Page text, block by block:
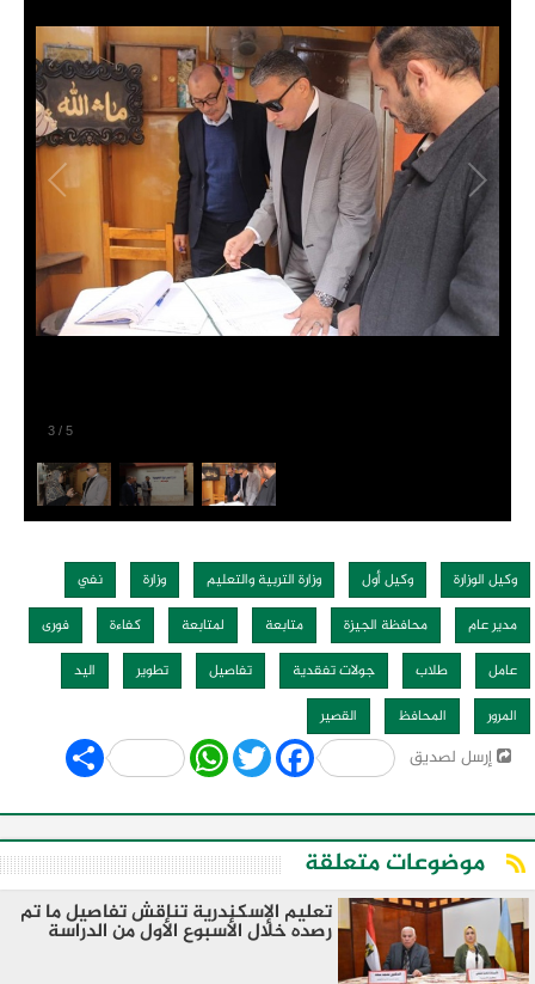
3 / 5
وكيل الوزارة وكيل أول وزارة التربية والتعليم وزارة
نفي
مدير عام
محافظة الجيزة متابعة لمتابعة كفاءة
فورى
عامل
طلاب جولات تفقدية تفاصيل تطوير
اليد
المرور
المحافظ القصير
إرسل لصديق Share WhatsApp
Twitter Facebook
موضوعات متعلقة
تعليم الإسكندرية تناقش تفاصيل ما تم
رصده خلال الأسبوع الأول من الدراسة